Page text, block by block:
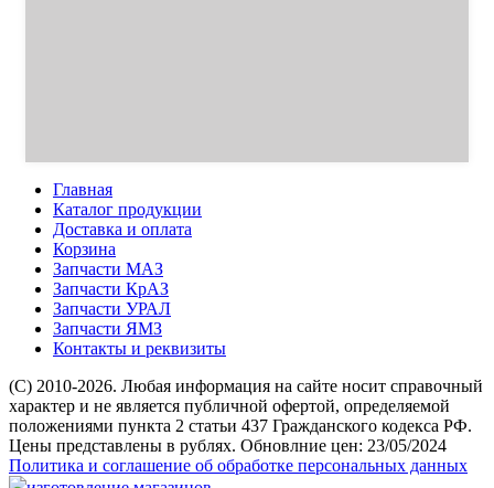
Главная
Каталог продукции
Доставка и оплата
Корзина
Запчасти МАЗ
Запчасти КрАЗ
Запчасти УРАЛ
Запчасти ЯМЗ
Контакты и реквизиты
(C) 2010-2026. Любая информация на сайте носит справочный
характер и не является публичной офертой, определяемой
положениями пункта 2 статьи 437 Гражданского кодекса РФ.
Цены представлены в рублях. Обновлние цен: 23/05/2024
Политика и соглашение об обработке персональных данных